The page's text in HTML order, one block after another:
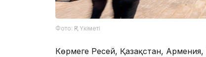
Фото: ҚР Үкіметі
Көрмеге Ресей, Қазақстан,